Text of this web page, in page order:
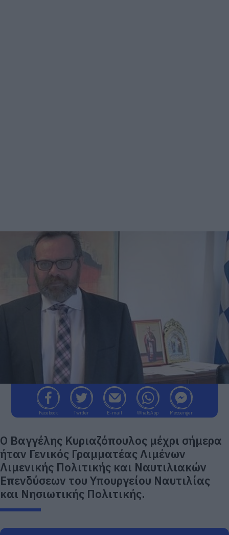
Facebook Twitter E-mail WhatsApp Messenger
Ο Βαγγέλης Κυριαζόπουλος μέχρι σήμερα
ήταν Γενικός Γραμματέας Λιμένων
Λιμενικής Πολιτικής και Ναυτιλιακών
Επενδύσεων του Υπουργείου Ναυτιλίας
και Νησιωτικής Πολιτικής.